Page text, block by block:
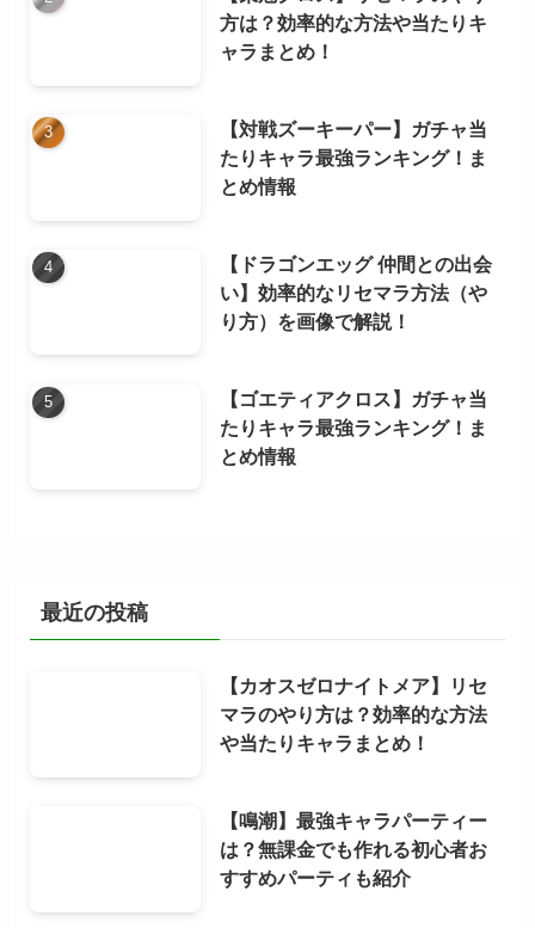
方は？効率的な方法や当たりキ
ャラまとめ！
【対戦ズーキーパー】ガチャ当
たりキャラ最強ランキング！ま
とめ情報
【ドラゴンエッグ 仲間との出会
い】効率的なリセマラ方法（や
り方）を画像で解説！
【ゴエティアクロス】ガチャ当
たりキャラ最強ランキング！ま
とめ情報
最近の投稿
【カオスゼロナイトメア】リセ
マラのやり方は？効率的な方法
や当たりキャラまとめ！
【鳴潮】最強キャラパーティー
は？無課金でも作れる初心者お
すすめパーティも紹介